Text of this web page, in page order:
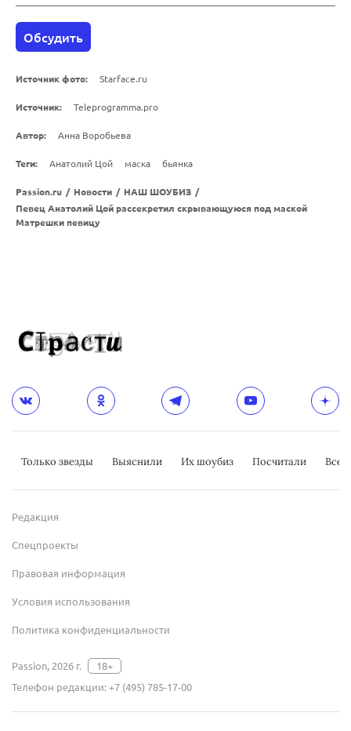
Обсудить
Источник фото: Starface.ru
Источник: Teleprogramma.pro
Автор: Анна Воробьева
Теги: Анатолий Цой маска бьянка
Passion.ru / Новости / НАШ ШОУБИЗ /
Певец Анатолий Цой рассекретил скрывающуюся под маской
Матрешки певицу
Только звезды Выяснили Их шоубиз Посчитали
Редакция
Спецпроекты
Правовая информация
Условия использования
Политика конфиденциальности
Passion, 2026 г.
18+
Телефон редакции:+7 (495) 785-17-00